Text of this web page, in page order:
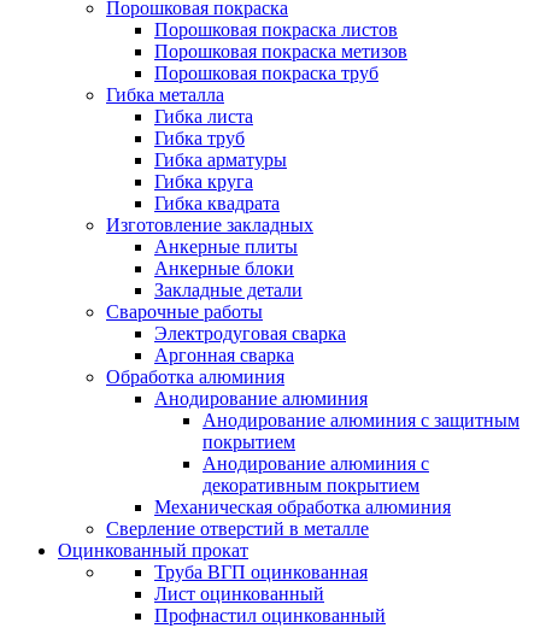
Порошковая покраска
Порошковая покраска листов
Порошковая покраска метизов
Порошковая покраска труб
Гибка металла
Гибка листа
Гибка труб
Гибка арматуры
Гибка круга
Гибка квадрата
Изготовление закладных
Анкерные плиты
Анкерные блоки
Закладные детали
Сварочные работы
Электродуговая сварка
Аргонная сварка
Обработка алюминия
Анодирование алюминия
Анодирование алюминия с защитным
покрытием
Анодирование алюминия с
декоративным покрытием
Механическая обработка алюминия
Сверление отверстий в металле
Оцинкованный прокат
Труба ВГП оцинкованная
Лист оцинкованный
Профнастил оцинкованный